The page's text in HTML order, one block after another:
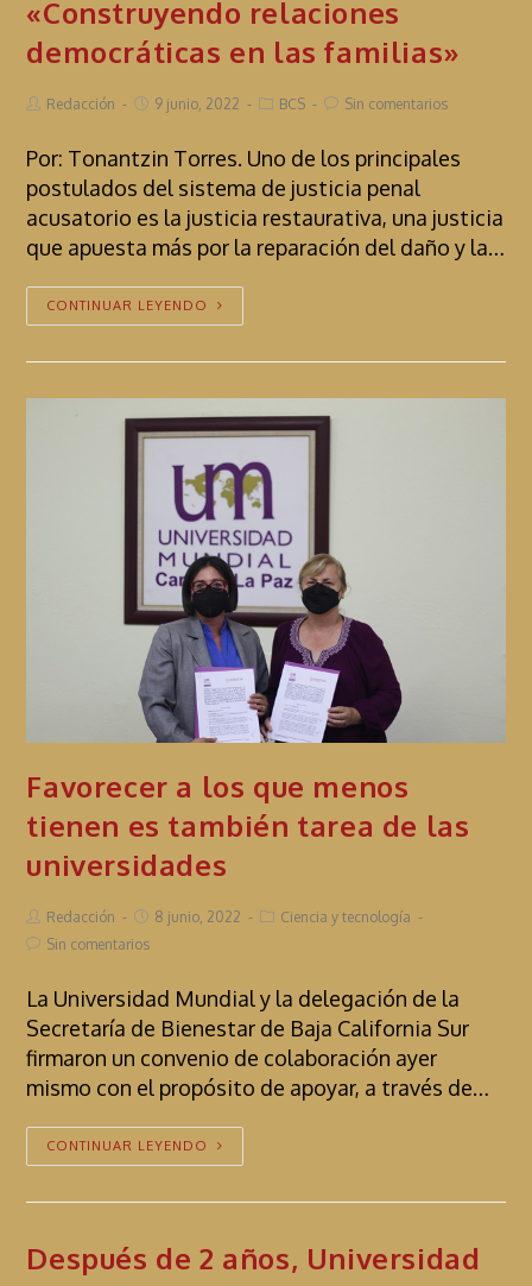
«Construyendo relaciones
democráticas en las familias»
Redacción 9 junio, 2022 BCS Sin comentarios
Por: Tonantzin Torres. Uno de los principales
postulados del sistema de justicia penal
acusatorio es la justicia restaurativa, una justicia
que apuesta más por la reparación del daño y la…
CONTINUAR LEYENDO
Favorecer a los que menos
tienen es también tarea de las
universidades
Redacción 8 junio, 2022
Ciencia y tecnología
Sin comentarios
La Universidad Mundial y la delegación de la
Secretaría de Bienestar de Baja California Sur
firmaron un convenio de colaboración ayer
mismo con el propósito de apoyar, a través de…
CONTINUAR LEYENDO
Después de 2 años, Universidad